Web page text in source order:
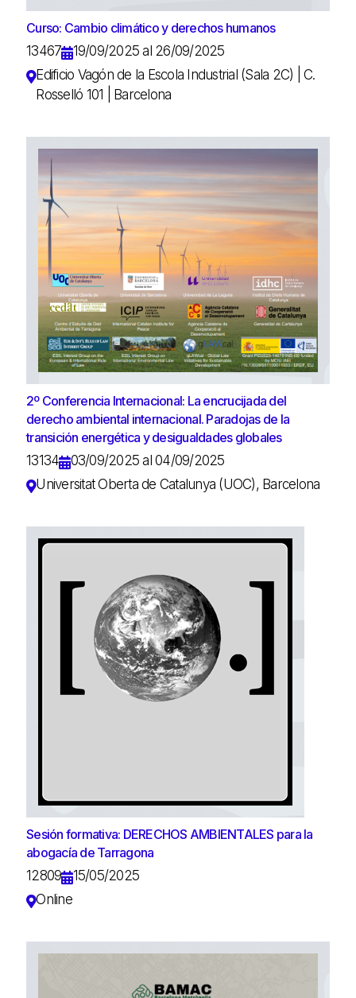
Curso: Cambio climático y derechos humanos
13467
19/09/2025 al 26/09/2025
Edificio Vagón de la Escola Industrial (Sala 2C) | C.
Rosselló 101 | Barcelona
2º Conferencia Internacional: La encrucijada del
derecho ambiental internacional. Paradojas de la
transición energética y desigualdades globales
13134
03/09/2025 al 04/09/2025
Universitat Oberta de Catalunya (UOC), Barcelona
Sesión formativa: DERECHOS AMBIENTALES para la
abogacía de Tarragona
12809
15/05/2025
Online